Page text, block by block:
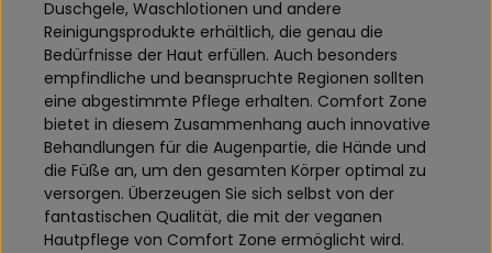
Duschgele, Waschlotionen und andere
Reinigungsprodukte erhältlich, die genau die
Bedürfnisse der Haut erfüllen. Auch besonders
empfindliche und beanspruchte Regionen sollten
eine abgestimmte Pflege erhalten. Comfort Zone
bietet in diesem Zusammenhang auch innovative
Behandlungen für die Augenpartie, die Hände und
die Füße an, um den gesamten Körper optimal zu
versorgen. Überzeugen Sie sich selbst von der
fantastischen Qualität, die mit der veganen
Hautpflege von Comfort Zone ermöglicht wird.